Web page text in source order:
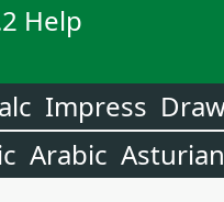
Help
Impress
Arabic Asturian